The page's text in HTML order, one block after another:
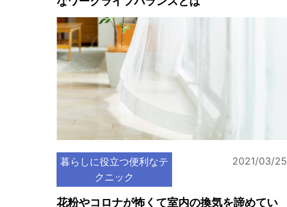
暮らしに役立つ便利なテ
クニック
2021/03/25
花粉やコロナが怖くて室内の換気を諦めてい